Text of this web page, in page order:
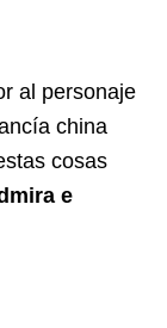
al personaje
china
cosas
e